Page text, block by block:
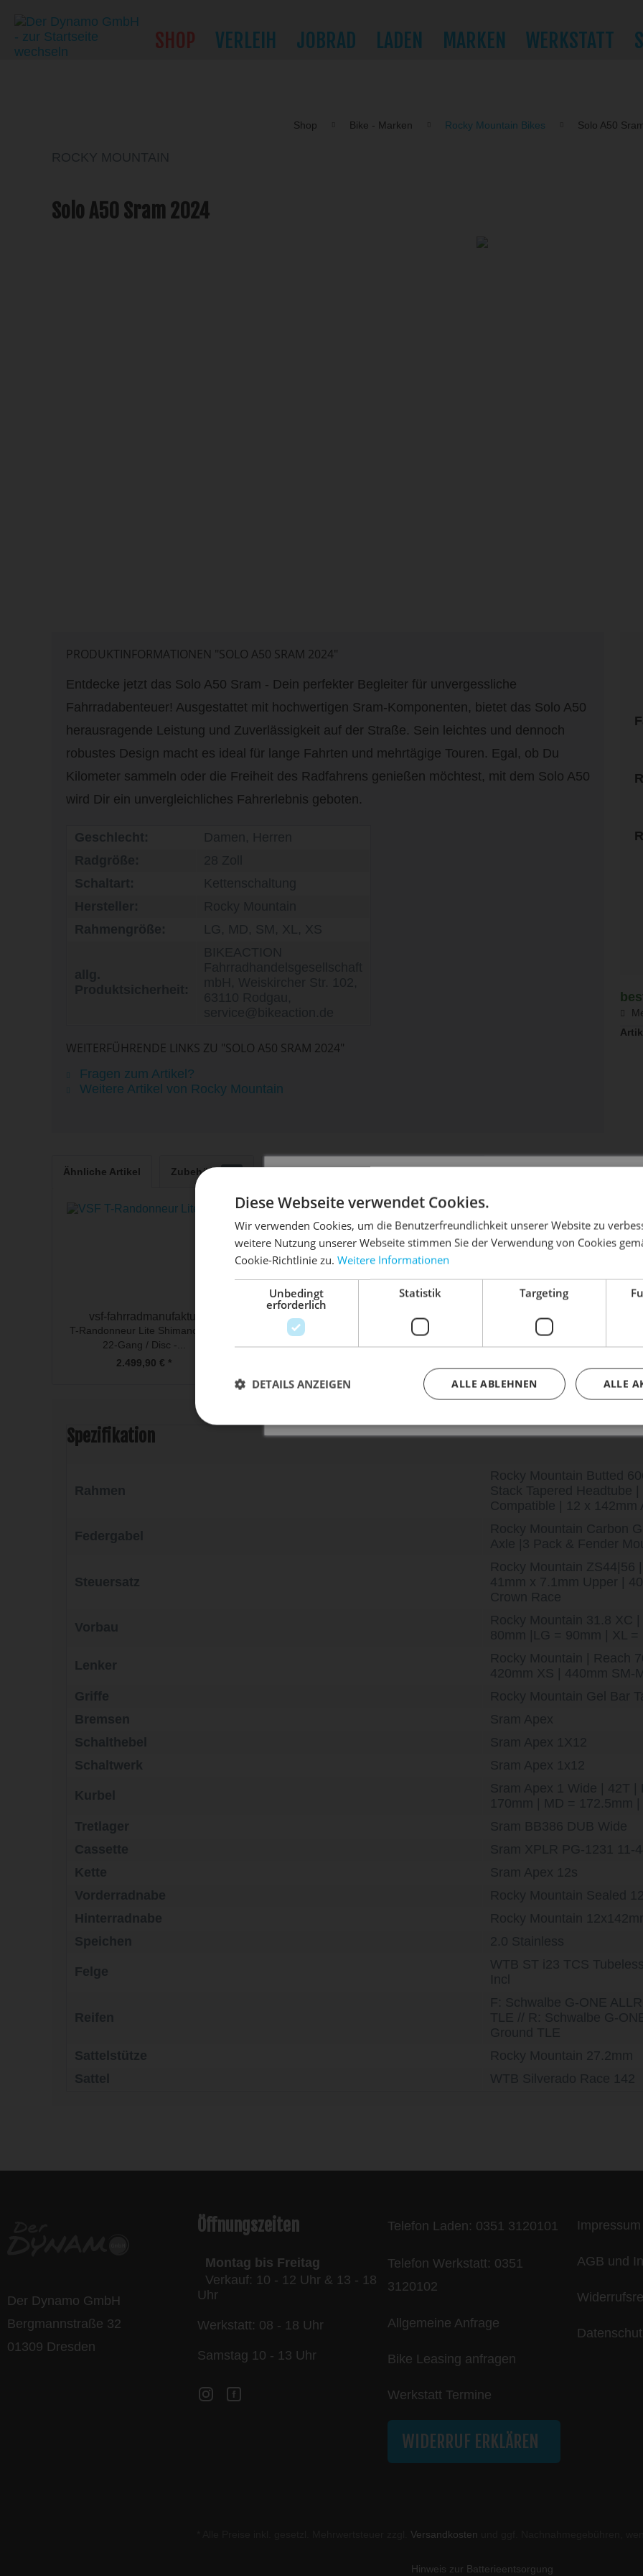
SHOP VERLEIH JOBRAD LADEN MARKEN WERKSTATT
Shop Bike - Marken Rocky Mountain Bikes Solo A50
ROCKY MOUNTAIN
Solo A50 Sram 2024
PRODUKTINFORMATIONEN "SOLO A50 SRAM 2024"
Entdecke jetzt das Solo A50 Sram - Dein perfekter Begleiter für unvergessliche
Fahrradabenteuer! Ausgestattet mit hochwertigen Sram-Komponenten, bietet das Solo A50
herausragende Leistung und Zuverlässigkeit auf der Straße. Sein leichtes und dennoch
robustes Design macht es ideal für lange Fahrten und mehrtägige Touren. Egal, ob Du
Kilometer sammeln oder die Freiheit des Radfahrens genießen möchtest, mit dem Solo A50
wird Dir ein unvergleichliches Fahrerlebnis geboten.
Geschlecht:
Damen, Herren
Schaltart:
Kettenschaltung
Rahmengröße:
LG, MD, SM, XL, XS
WEITERFÜHRENDE LINKS ZU "SOLO A50 SRAM 2024"
Fragen zum Artikel?
Weitere Artikel von Rocky Mountain
Ähnliche Artikel Zubehör
vsf-fahrradmanufaktur
T-Randonneur Lite Shimano 105
22-Gang / Disc -...
2.499,90 € *
Orbea
Avant H40 - 2024 Terra M21e TEAM 1X - 2024 Terra M31e
Spezifikation
Rahmen
Rocky Mountain Butted
Stack Tapered Headtube
Compatible | 12 x 142mm
Steuersatz
Rocky Mountain ZS44|56
41mm x 7.1mm Upper |
Crown Race
Lenker
Rocky Mountain | Reach
420mm XS | 440mm SM-
Bremsen
Sram Apex
Schaltwerk
Sram Apex 1x12
Tretlager
Sram BB386 DUB Wide
Kette
Sram Apex 12s
Hinterradnabe
Rocky Mountain
Felge
WTB ST i23 TCS
Incl
Sattelstütze
Rocky Mountain 27.2mm
DIE SONNE LACHT, DEIN RAD ERWACHT
Mach dein Bike frühlingsfit - gönn ihm den Service, den es
Dein Bike braucht Service, Wartung oder ein Update?
Der Dynamo GmbH
Bergmannstraße 32
01309 Dresden
Öffnungszeiten
Montag bis Freitag
Verkauf: 10 - 12 Uhr & 13 - 18
Uhr
Werkstatt: 08 - 18 Uhr
Samstag 10 - 13 Uhr
Telefon Laden: 0351 3120101
Telefon Werkstatt: 0351
3120102
Allgemeine Anfrage
Bike Leasing anfragen
Werkstatt Termine
WIDERRUF ERKLÄREN
Impressum
AGB und
Versandkosten
Hinweis zur Batterieentsorgung
Diese Webseite verwendet Cookies.
Wir verwenden Cookies, um die Benutzerfreundlichkeit unserer Website zu
weitere Nutzung unserer Webseite stimmen Sie der Verwendung von Cookies
Cookie-Richtlinie zu. Weitere Informationen
Unbedingt
erforderlich
Statistik Targeting
ALLE
ALLE ABLEHNEN
DETAILS ANZEIGEN